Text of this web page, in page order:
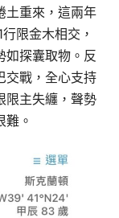
土重來，這兩年
限金木相交，
如探囊取物。反
交戰，全心支持
限主失纏，聲勢
。